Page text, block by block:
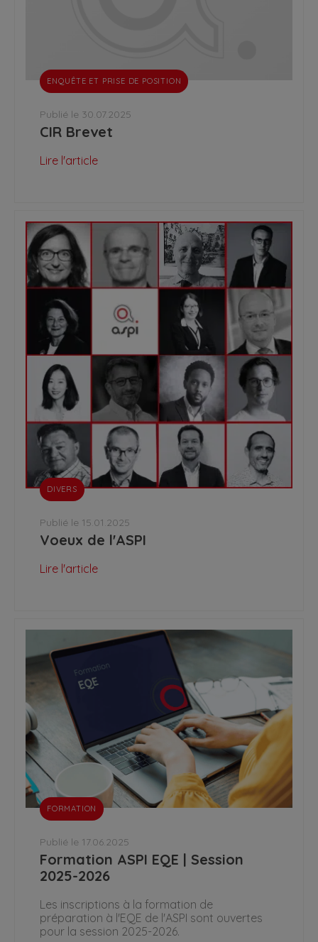
ENQUÊTE ET PRISE DE POSITION
Publié le 30.07.2025
CIR Brevet
Lire l'article
DIVERS
Publié le 15.01.2025
Voeux de l'ASPI
Lire l'article
FORMATION
Publié le 17.06.2025
Formation ASPI EQE | Session
2025-2026
Les inscriptions à la formation de
préparation à l'EQE de l'ASPI sont ouvertes
pour la session 2025-2026.